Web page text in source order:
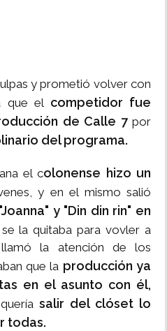
y prometió volver con
que el competidor fue
de Calle 7por
del programa.
el colonense hizo un
y en el mismo salió
y "Din din rin" en
la quitaba para vovler a
la atención de los
que la producción ya
en el asunto con él,
salir del clóset lo
todas.